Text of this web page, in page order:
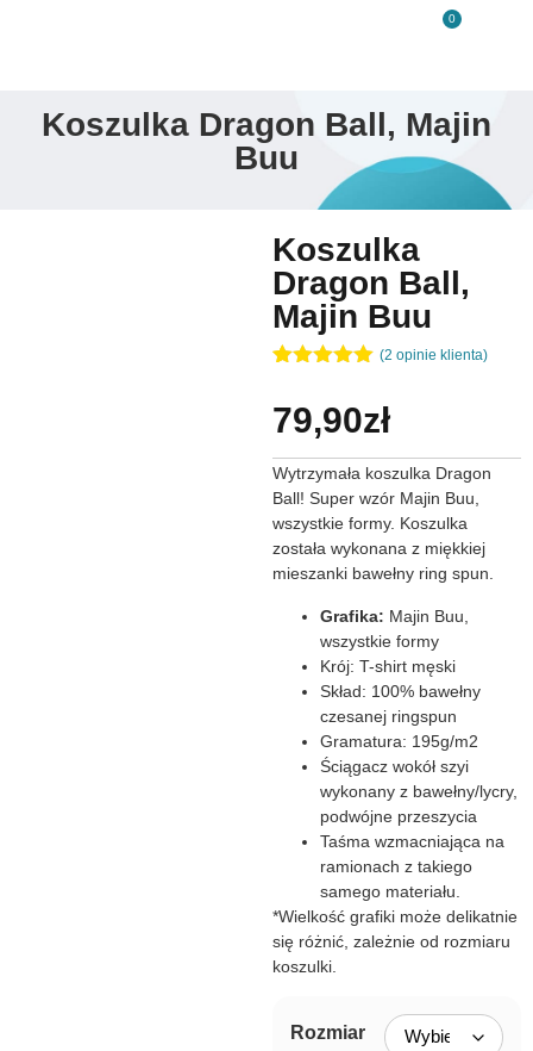
0
Koszulka Dragon Ball, Majin
Buu
Koszulka
Dragon Ball,
Majin Buu
na
podstawie
ocen
klientów
(2 opinie klienta)
79,90zł
Wytrzymała koszulka Dragon
Ball! Super wzór Majin Buu,
wszystkie formy. Koszulka
została wykonana z miękkiej
mieszanki bawełny ring spun.
Grafika: Majin Buu,
wszystkie formy
Krój: T-shirt męski
Skład: 100% bawełny
czesanej ringspun
Gramatura: 195g/m2
Ściągacz wokół szyi
wykonany z bawełny/lycry,
podwójne przeszycia
Taśma wzmacniająca na
ramionach z takiego
samego materiału.
*Wielkość grafiki może delikatnie
się różnić, zależnie od rozmiaru
koszulki.
Rozmiar